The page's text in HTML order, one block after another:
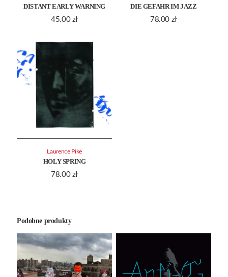
DISTANT EARLY WARNING
45.00 zł
DIE GEFAHR IM JAZZ
78.00 zł
HOLY SPRING
78.00 zł
Laurence Pike
Podobne produkty